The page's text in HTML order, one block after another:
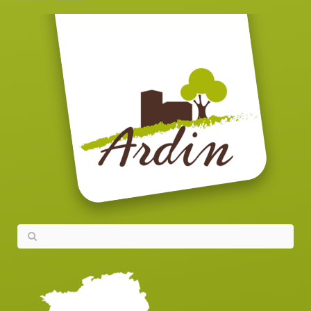
J'obtiens alors la valeur prévisible de
l'actif net successoral